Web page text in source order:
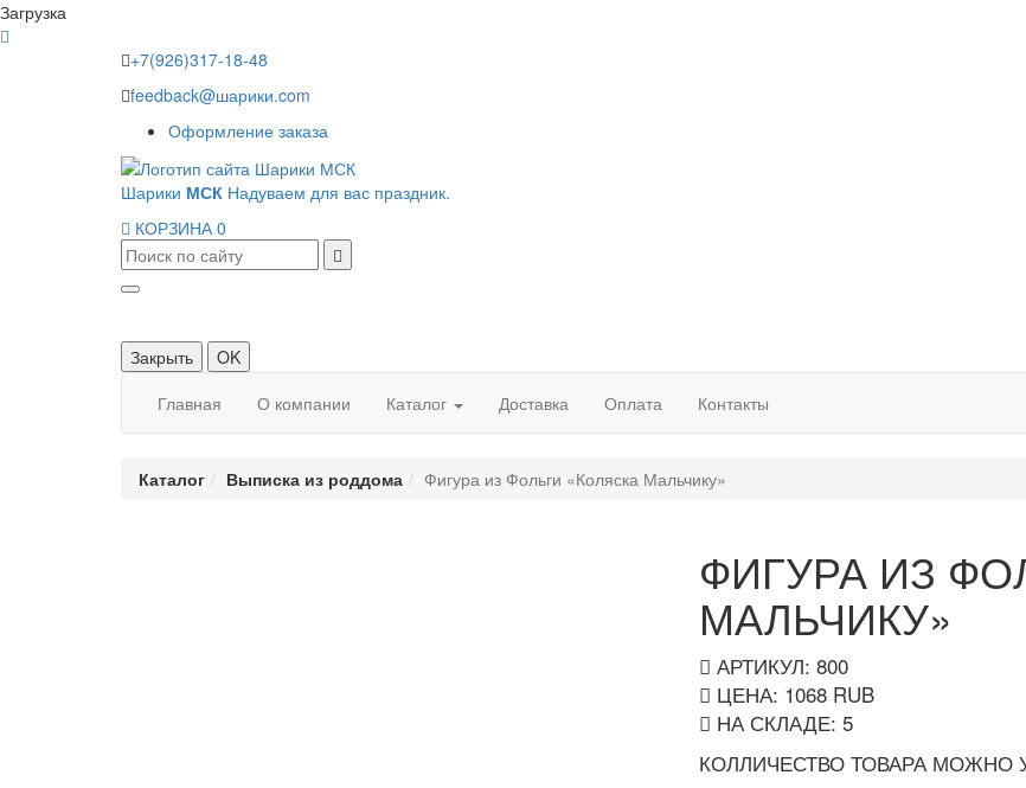
Загрузка
+7(926)317-18-48
feedback@шарики.com
Оформление заказа
Шарики МСК Надуваем для вас праздник.
КОРЗИНА 0
Закрыть
OK
Главная
О компании Каталог Доставка Оплата Контакты
Каталог Выписка из роддома Фигура из Фольги «Коляска Мальчику»
ФИГУРА ИЗ
МАЛЬЧИКУ»
АРТИКУЛ: 800
ЦЕНА: 1068 RUB
НА СКЛАДЕ: 5
КОЛЛИЧЕСТВО ТОВАРА МОЖНО